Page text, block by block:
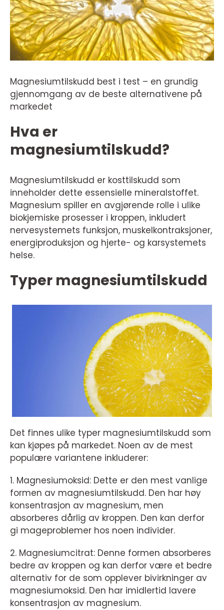
Magnesiumtilskudd best i test – en grundig
gjennomgang av de beste alternativene på
markedet
Hva er
magnesiumtilskudd?
Magnesiumtilskudd er kosttilskudd som
inneholder dette essensielle mineralstoffet.
Magnesium spiller en avgjørende rolle i ulike
biokjemiske prosesser i kroppen, inkludert
nervesystemets funksjon, muskelkontraksjoner,
energiproduksjon og hjerte- og karsystemets
helse.
Typer magnesiumtilskudd
Det finnes ulike typer magnesiumtilskudd som
kan kjøpes på markedet. Noen av de mest
populære variantene inkluderer:
1. Magnesiumoksid: Dette er den mest vanlige
formen av magnesiumtilskudd. Den har høy
konsentrasjon av magnesium, men
absorberes dårlig av kroppen. Den kan derfor
gi mageproblemer hos noen individer.
2. Magnesiumcitrat: Denne formen absorberes
bedre av kroppen og kan derfor være et bedre
alternativ for de som opplever bivirkninger av
magnesiumoksid. Den har imidlertid lavere
konsentrasjon av magnesium.